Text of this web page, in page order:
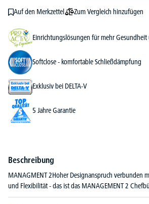
Auf den Merkzettel Zum Vergleich hinzufügen
Einrichtungslösungen für mehr Gesundheit
Softclose - komfortable Schließdämpfung
Exklusiv bei DELTA-V
5 Jahre Garantie
Beschreibung
MANAGMENT 2Hoher Designanspruch verbunden
und Flexibilität - das ist das MANAGEMENT 2